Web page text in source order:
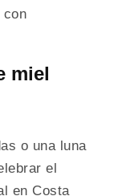
con
miel
o una luna
el
en Costa